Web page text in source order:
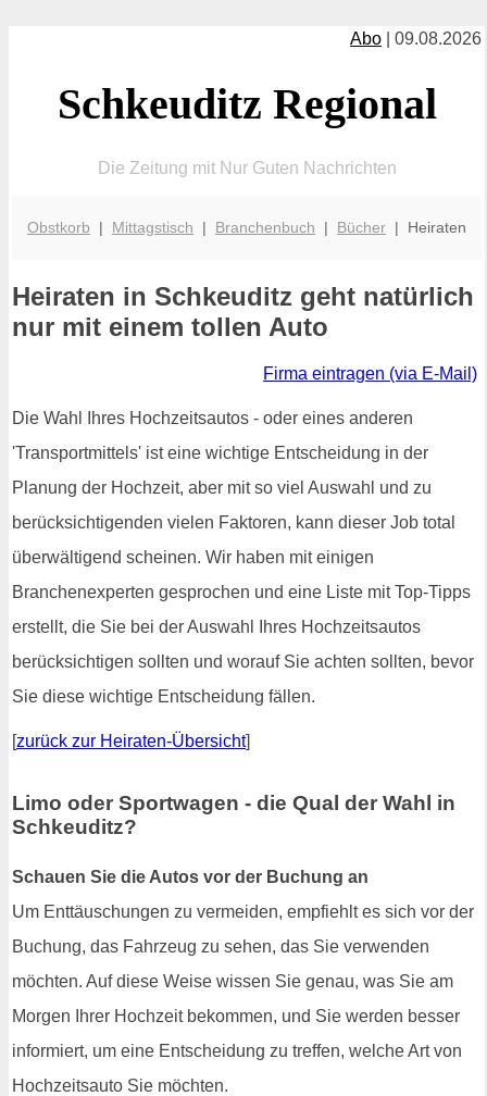
Abo | 09.08.2026
Schkeuditz Regional
Die Zeitung mit Nur Guten Nachrichten
Obstkorb | Mittagstisch | Branchenbuch | Bücher | Heiraten
Heiraten in Schkeuditz geht natürlich
nur mit einem tollen Auto
Firma eintragen (via E-Mail)
Die Wahl Ihres Hochzeitsautos - oder eines anderen
'Transportmittels' ist eine wichtige Entscheidung in der
Planung der Hochzeit, aber mit so viel Auswahl und zu
berücksichtigenden vielen Faktoren, kann dieser Job total
überwältigend scheinen. Wir haben mit einigen
Branchenexperten gesprochen und eine Liste mit Top-Tipps
erstellt, die Sie bei der Auswahl Ihres Hochzeitsautos
berücksichtigen sollten und worauf Sie achten sollten, bevor
Sie diese wichtige Entscheidung fällen.
[zurück zur Heiraten-Übersicht]
Limo oder Sportwagen - die Qual der Wahl in
Schkeuditz?
Schauen Sie die Autos vor der Buchung an
Um Enttäuschungen zu vermeiden, empfiehlt es sich vor der
Buchung, das Fahrzeug zu sehen, das Sie verwenden
möchten. Auf diese Weise wissen Sie genau, was Sie am
Morgen Ihrer Hochzeit bekommen, und Sie werden besser
informiert, um eine Entscheidung zu treffen, welche Art von
Hochzeitsauto Sie möchten.